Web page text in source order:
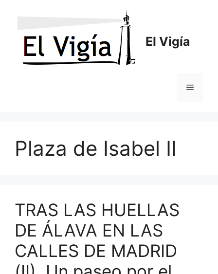
El Vigía
Menú
Plaza de Isabel II
TRAS LAS HUELLAS
DE ÁLAVA EN LAS
CALLES DE MADRID